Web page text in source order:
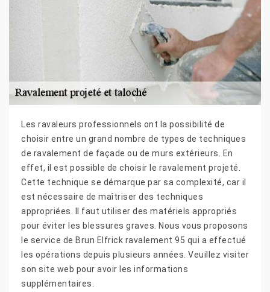
Les ravaleurs professionnels ont la possibilité de
choisir entre un grand nombre de types de techniques
de ravalement de façade ou de murs extérieurs. En
effet, il est possible de choisir le ravalement projeté.
Cette technique se démarque par sa complexité, car il
est nécessaire de maîtriser des techniques
appropriées. Il faut utiliser des matériels appropriés
pour éviter les blessures graves. Nous vous proposons
le service de Brun Elfrick ravalement 95 qui a effectué
les opérations depuis plusieurs années. Veuillez visiter
son site web pour avoir les informations
supplémentaires.